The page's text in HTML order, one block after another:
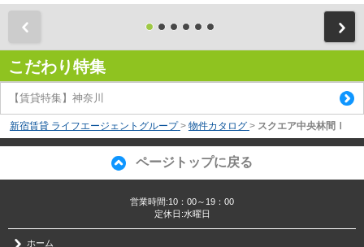
こだわり特集
【賃貸特集】神奈川
新宿賃貸 ライフエージェントグループ > 物件カタログ > スクエア中央林間Ⅰ
ページトップに戻る
営業時間:10：00～19：00
定休日:水曜日
ホーム